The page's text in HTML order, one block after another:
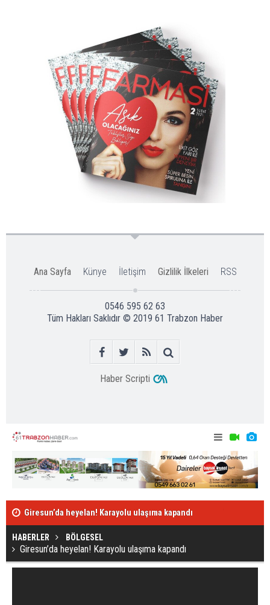
Ana Sayfa Künye İletişim Gizlilik İlkeleri RSS
0546 595 62 63
Tüm Hakları Saklıdır © 2019 61 Trabzon Haber
Haber Scripti
Giresun’da heyelan! Karayolu ulaşıma kapandı
HABERLER BÖLGESEL
Giresun’da heyelan! Karayolu ulaşıma kapandı